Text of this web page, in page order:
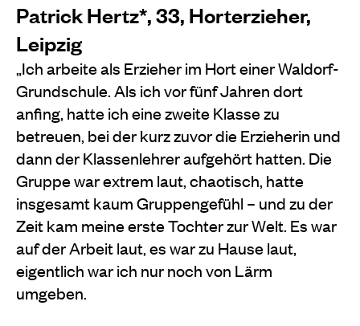
Patrick Hertz*, 33, Horterzieher,
Leipzig
„Ich arbeite als Erzieher im Hort einer Waldorf-
Grundschule. Als ich vor fünf Jahren dort
anfing, hatte ich eine zweite Klasse zu
betreuen, bei der kurz zuvor die Erzieherin und
dann der Klassenlehrer aufgehört hatten. Die
Gruppe war extrem laut, chaotisch, hatte
insgesamt kaum Gruppengefühl – und zu der
Zeit kam meine erste Tochter zur Welt. Es war
auf der Arbeit laut, es war zu Hause laut,
eigentlich war ich nur noch von Lärm
umgeben.